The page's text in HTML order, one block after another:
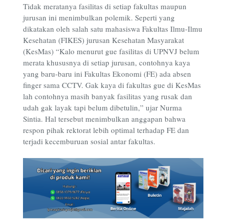
Tidak meratanya fasilitas di setiap fakultas maupun
jurusan ini menimbulkan polemik. Seperti yang
dikatakan oleh salah satu mahasiswa Fakultas Ilmu-Ilmu
Kesehatan (FIKES) jurusan Kesehatan Masyarakat
(KesMas) “Kalo menurut gue fasilitas di UPNVJ belum
merata khususnya di setiap jurusan, contohnya kaya
yang baru-baru ini Fakultas Ekonomi (FE) ada absen
finger sama CCTV. Gak kaya di fakultas gue di KesMas
lah contohnya masih banyak fasilitas yang rusak dan
udah gak layak tapi belum dibetulin,” ujar Nurma
Sintia. Hal tersebut menimbulkan anggapan bahwa
respon pihak rektorat lebih optimal terhadap FE dan
terjadi kecemburuan sosial antar fakultas.